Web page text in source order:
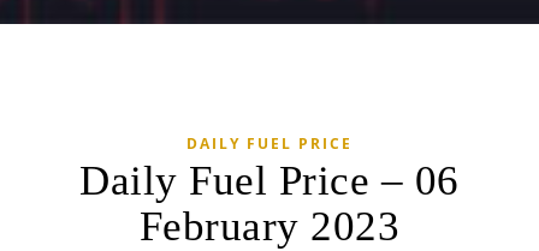
DAILY FUEL PRICE
Daily Fuel Price – 06
February 2023